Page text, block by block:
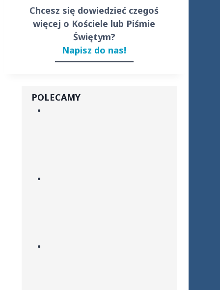
Chcesz się dowiedzieć czegoś
więcej o Kościele lub Piśmie
Świętym?
Napisz do nas!
POLECAMY